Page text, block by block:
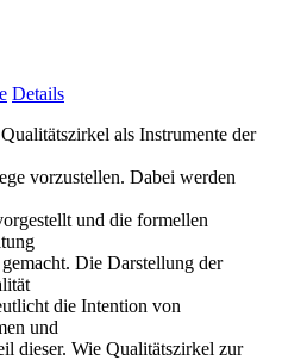
Details
als Instrumente der
vorzustellen. Dabei werden
und die formellen
Die Darstellung der
die Intention von
und
dieser. Wie Qualitätszirkel zur